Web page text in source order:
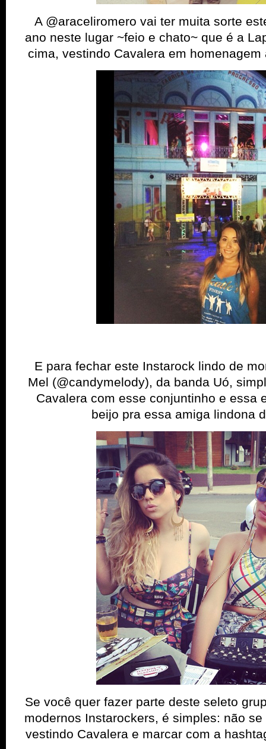
A @araceliromero vai ter muita sorte
ano neste lugar ~feio e chato~ que é a
cima, vestindo Cavalera em
E para fechar este Instarock lindo de
Mel (@candymelody), da banda Uó,
Cavalera com esse conjuntinho e essa
beijo pra essa amiga lindona
Se você quer fazer parte deste seleto
modernos Instarockers, é simples: não
vestindo Cavalera e marcar com a